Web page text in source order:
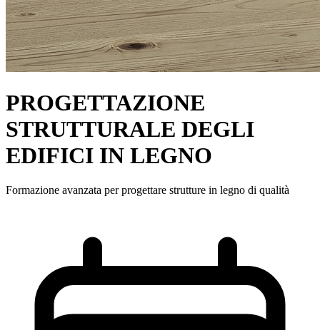
PROGETTAZIONE
STRUTTURALE DEGLI
EDIFICI IN LEGNO
Formazione avanzata per progettare strutture in legno di qualità